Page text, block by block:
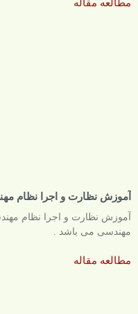
مطالعه مقاله
آموزش نظارت و اجرا نظام
آموزش نظارت و اجرا نظام
مهندسی می باشد .
مطالعه مقاله